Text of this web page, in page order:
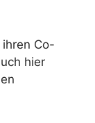
Co-
hier